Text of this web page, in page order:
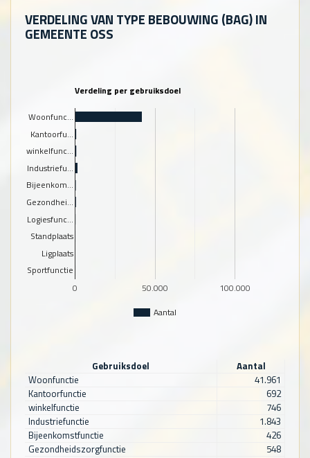
VERDELING VAN TYPE BEBOUWING (BAG) IN
GEMEENTE OSS
Verdeling per gebruiksdoel
Aantal
0 50.000 100.000
Woonfunc…
Kantoorfu…
winkelfunc…
Industriefu…
Bijeenkom…
Gezondhei…
Logiesfunc…
Standplaats
Ligplaats
Sportfunctie
Gebruiksdoel
Aantal
Woonfunctie
41.961
Kantoorfunctie
692
winkelfunctie
746
Industriefunctie
1.843
Bijeenkomstfunctie
426
Gezondheidszorgfunctie
548